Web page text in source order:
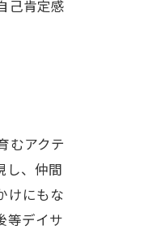
己肯定感
むアクテ
し、仲間
けにもな
等デイサ